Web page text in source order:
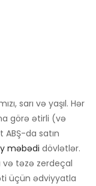
sarı və yaşıl. Hər
görə ətirli (və
ABŞ-da satın
məbədi dövlətlər.
və təzə zerdeçal
üçün ədviyyatla